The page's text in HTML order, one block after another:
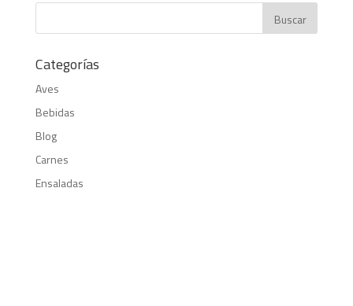
Categorías
Aves
Bebidas
Blog
Carnes
Ensaladas